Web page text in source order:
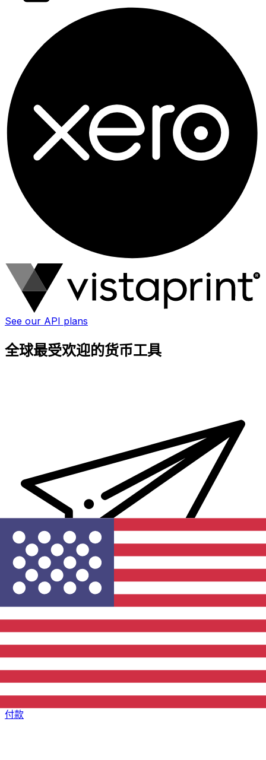
See our API plans
全球最受欢迎的货币工具
付款